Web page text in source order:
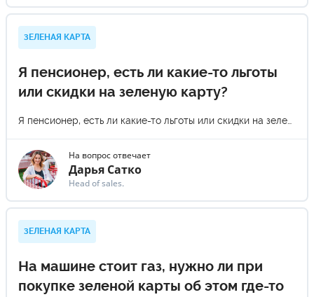
ЗЕЛЕНАЯ КАРТА
Я пенсионер, есть ли какие-то льготы
или скидки на зеленую карту?
На вопрос отвечает
Дарья Сатко
Head of sales.
ЗЕЛЕНАЯ КАРТА
На машине стоит газ, нужно ли при
покупке зеленой карты об этом где-то